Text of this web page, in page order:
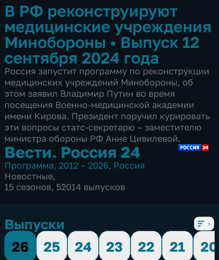
В РФ реконструируют
медицинские учреждения
Минобороны •Выпуск 12
сентября 2024 года
Россия запустит программу по реконструкции
медицинских учреждений Минобороны, об
этом заявил Владимир Путин во время
посещения Военно-медицинской академии
имени Кирова. Президент поручил курировать
эти вопросы статс-секретарю – заместителю
министра обороны РФ Анне Цивилевой.
Вести. Россия 24
Программа, 2012 – 2026, Россия
Новостные,
15 сезонов, 52014 выпусков
Выпуски
26
25 24 23 22 21
20